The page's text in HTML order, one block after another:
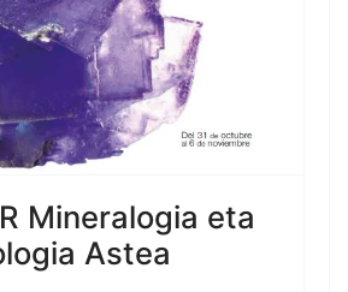
Mineralogia eta
Astea